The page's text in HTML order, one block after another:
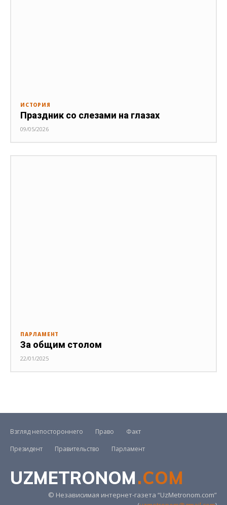
ИСТОРИЯ
Праздник со слезами на глазах
09/05/2026
ПАРЛАМЕНТ
За общим столом
22/01/2025
Взгляд непостороннего Право
Факт
Президент
Правительство Парламент
UZMETRONOM.COM
© Независимая интернет-газета “UzMetronom.com”